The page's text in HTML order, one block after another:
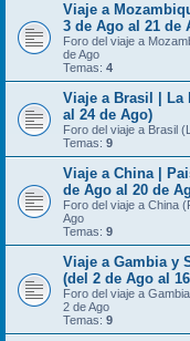
Viaje a
3 de Ago al 21 de
Foro del viaje a
de Ago
Temas: 4
Viaje a Brasil | La
al 24 de Ago)
Foro del viaje a Brasil
Temas: 9
Viaje a China |
de Ago al 20 de
Foro del viaje a China
Ago
Temas: 9
Viaje a Gambia y
(del 2 de Ago al
Foro del viaje a
2 de Ago
Temas: 9